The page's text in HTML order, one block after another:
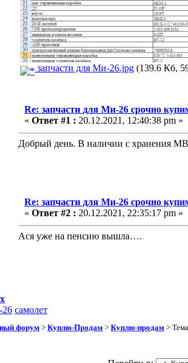
запчасти для Ми-26.jpg (139.6 Кб,
Re: запчасти для Ми-26 срочно
« Ответ #1 : 20.12.2021, 12:40:38 pm »
Добрый день. В наличии с хранения
Re: запчасти для Ми-26 срочно
« Ответ #2 : 20.12.2021, 22:35:17 pm »
Ася уже на пенсию вышла….
самолет
форум > Куплю-Продам > Куплю-продам >